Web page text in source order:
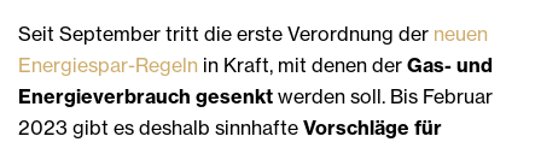
Seit September tritt die erste Verordnung der neuen
Energiespar-Regeln in Kraft, mit denen der Gas- und
Energieverbrauch gesenkt werden soll. Bis Februar
2023 gibt es deshalb sinnhafte Vorschläge für